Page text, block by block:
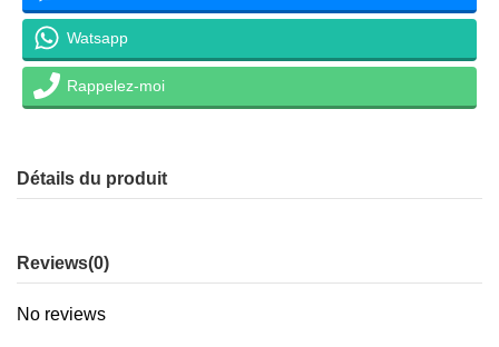
Watsapp
Rappelez-moi
Détails du produit
Reviews(0)
No reviews